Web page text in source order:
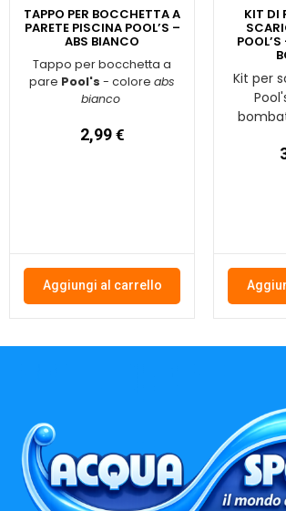
TAPPO PER BOCCHETTA A
PARETE PISCINA POOL’S –
ABS BIANCO
Tappo per bocchetta a
pare Pool's - colore abs
bianco
2,99 €
Aggiungi al carrello
KIT DI
Kit per